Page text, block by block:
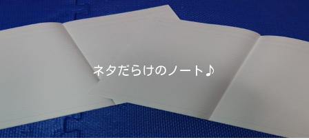
ネタだらけのノート♪